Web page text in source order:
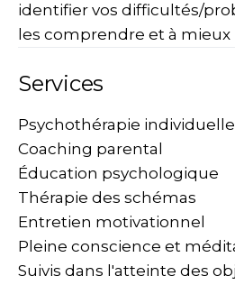
identifier vos difficultés/
les comprendre et à
Services
Psychothérapie individuelle
Coaching parental
Éducation psychologique
Thérapie des schémas
Entretien motivationnel
Pleine conscience et
Suivis dans l'atteinte des